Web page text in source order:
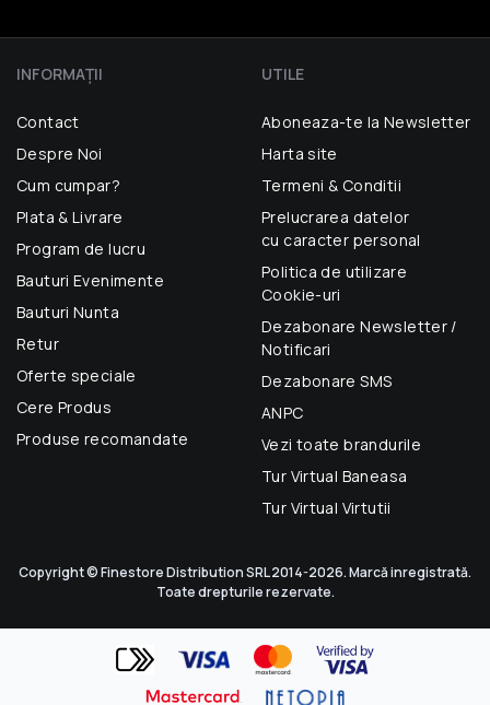
INFORMAŢII
Contact
Despre Noi
Cum cumpar?
Plata & Livrare
Program de lucru
Bauturi Evenimente
Bauturi Nunta
Retur
Oferte speciale
Cere Produs
Produse recomandate
UTILE
Aboneaza-te la Newsletter
Harta site
Termeni & Conditii
Prelucrarea datelor
cu caracter personal
Politica de utilizare
Cookie-uri
Dezabonare Newsletter /
Notificari
Dezabonare SMS
ANPC
Vezi toate brandurile
Tur Virtual Baneasa
Tur Virtual Virtutii
Copyright © Finestore Distribution SRL 2014-2026. Marcă inregistrată.
Toate drepturile rezervate.